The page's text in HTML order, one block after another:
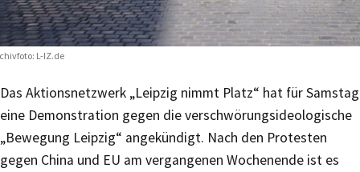
L-IZ.de
Das Aktionsnetzwerk „Leipzig nimmt Platz“ hat für Samstag
eine Demonstration gegen die verschwörungsideologische
„Bewegung Leipzig“ angekündigt. Nach den Protesten
gegen China und EU am vergangenen Wochenende ist es